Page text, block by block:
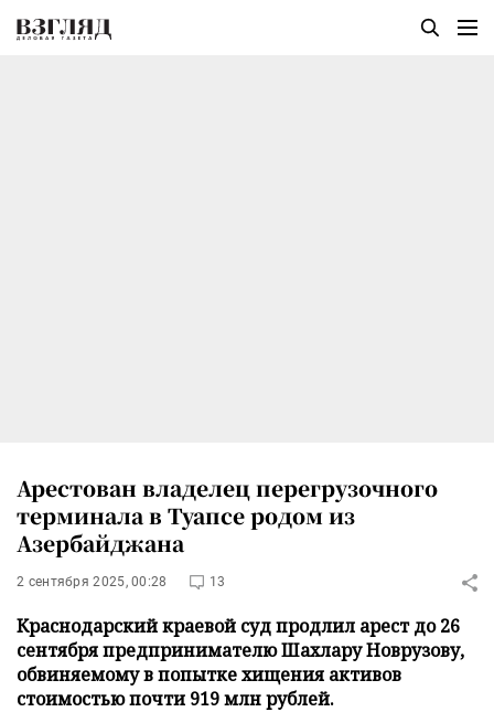
Арестован владелец перегрузочного
терминала в Туапсе родом из
Азербайджана
2 сентября 2025, 00:28 13
Краснодарский краевой суд продлил арест до 26
сентября предпринимателю Шахлару Новрузову,
обвиняемому в попытке хищения активов
стоимостью почти 919 млн рублей.